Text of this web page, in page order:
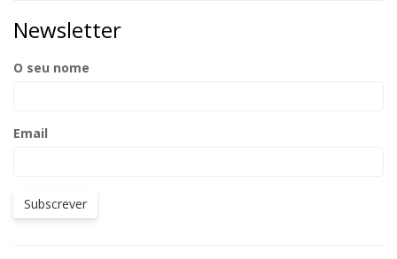
Newsletter
O seu nome
Email
Subscrever